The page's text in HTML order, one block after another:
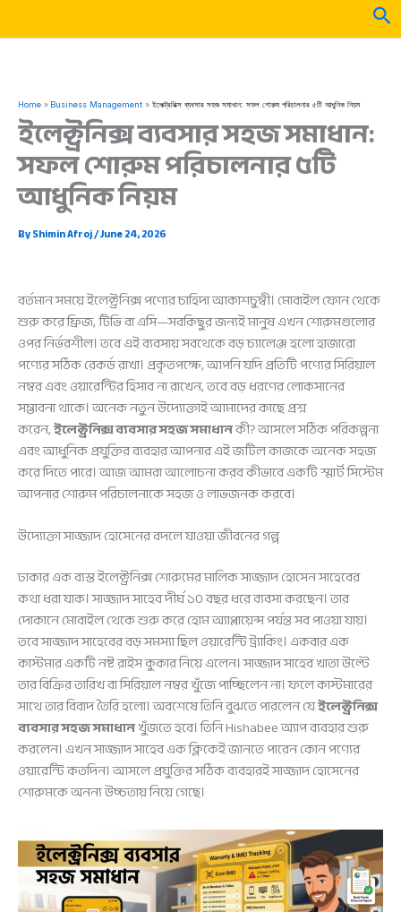
Home Business Management ইলেক্ট্রনিক্স ব্যবসার সহজ সমাধান: সফল শোরুম পরিচালনার ৫টি আধুনিক নিয়ম
ইলেক্ট্রনিক্স ব্যবসার সহজ সমাধান:
সফল শোরুম পরিচালনার ৫টি
আধুনিক নিয়ম
ByShimin Afroj/June 24, 2026
বর্তমান সময়ে ইলেক্ট্রনিক্স পণ্যের চাহিদা আকাশচুম্বী। মোবাইল ফোন থেকে
শুরু করে ফ্রিজ, টিভি বা এসি—সবকিছুর জন্যই মানুষ এখন শোরুমগুলোর
ওপর নির্ভরশীল। তবে এই ব্যবসায় সবথেকে বড় চ্যালেঞ্জ হলো হাজারো
পণ্যের সঠিক রেকর্ড রাখা। প্রকৃতপক্ষে, আপনি যদি প্রতিটি পণ্যের সিরিয়াল
নম্বর এবং ওয়ারেন্টির হিসাব না রাখেন, তবে বড় ধরণের লোকসানের
সম্ভাবনা থাকে। অনেক নতুন উদ্যোক্তাই আমাদের কাছে প্রশ্ন
করেন,ইলেক্ট্রনিক্স ব্যবসার সহজ সমাধানকী? আসলে সঠিক পরিকল্পনা
এবং আধুনিক প্রযুক্তির ব্যবহার আপনার এই জটিল কাজকে অনেক সহজ
করে দিতে পারে। আজ আমরা আলোচনা করব কীভাবে একটি স্মার্ট সিস্টেম
আপনার শোরুম পরিচালনাকে সহজ ও লাভজনক করবে।
উদ্যোক্তা সাজ্জাদ হোসেনের বদলে যাওয়া জীবনের গল্প
ঢাকার এক ব্যস্ত ইলেক্ট্রনিক্স শোরুমের মালিক সাজ্জাদ হোসেন সাহেবের
কথা ধরা যাক। সাজ্জাদ সাহেব দীর্ঘ ১০ বছর ধরে ব্যবসা করছেন। তার
দোকানে মোবাইল থেকে শুরু করে হোম অ্যাপ্লায়েন্স পর্যন্ত সব পাওয়া যায়।
তবে সাজ্জাদ সাহেবের বড় সমস্যা ছিল ওয়ারেন্টি ট্র্যাকিং। একবার এক
কাস্টমার একটি নষ্ট রাইস কুকার নিয়ে এলেন। সাজ্জাদ সাহেব খাতা উল্টে
তার বিক্রির তারিখ বা সিরিয়াল নম্বর খুঁজে পাচ্ছিলেন না। ফলে কাস্টমারের
সাথে তার বিবাদ তৈরি হলো। অবশেষে তিনি বুঝতে পারলেন যেইলেক্ট্রনিক্স
ব্যবসার সহজ সমাধানখুঁজতে হবে। তিনি Hishabee অ্যাপ ব্যবহার শুরু
করলেন। এখন সাজ্জাদ সাহেব এক ক্লিকেই জানতে পারেন কোন পণ্যের
ওয়ারেন্টি কতদিন। আসলে প্রযুক্তির সঠিক ব্যবহারই সাজ্জাদ হোসেনের
শোরুমকে অনন্য উচ্চতায় নিয়ে গেছে।